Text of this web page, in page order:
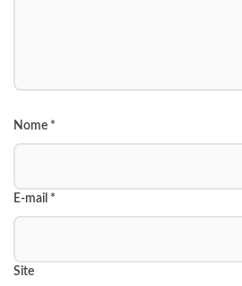
Nome *
E-mail *
Site